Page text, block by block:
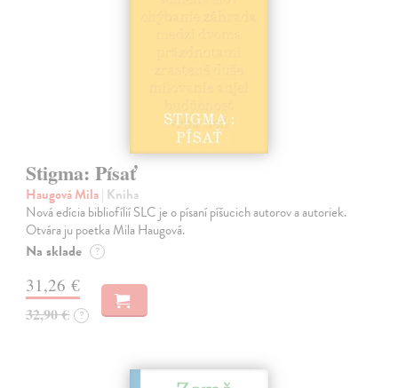
Stigma: Písať
Haugová Mila| Kniha
Nová edícia bibliofílií SLC je o písaní píšucich autorov a autoriek.
Otvára ju poetka Mila Haugová.
Na sklade ?
31,26 €
32,90 € ?